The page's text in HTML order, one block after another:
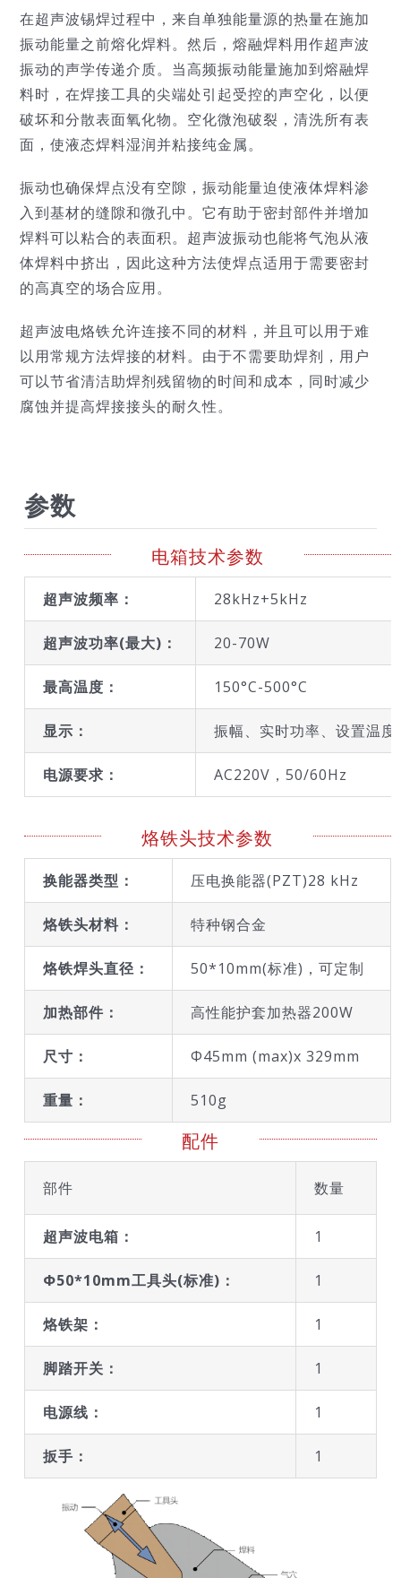
在超声波锡焊过程中，来自单独能量源的热量在施加
振动能量之前熔化焊料。然后，熔融焊料用作超声波
振动的声学传递介质。当高频振动能量施加到熔融焊
料时，在焊接工具的尖端处引起受控的声空化，以便
破坏和分散表面氧化物。空化微泡破裂，清洗所有表
面，使液态焊料湿润并粘接纯金属。
振动也确保焊点没有空隙，振动能量迫使液体焊料渗
入到基材的缝隙和微孔中。它有助于密封部件并增加
焊料可以粘合的表面积。超声波振动也能将气泡从液
体焊料中挤出，因此这种方法使焊点适用于需要密封
的高真空的场合应用。
超声波电烙铁允许连接不同的材料，并且可以用于难
以用常规方法焊接的材料。由于不需要助焊剂，用户
可以节省清洁助焊剂残留物的时间和成本，同时减少
腐蚀并提高焊接接头的耐久性。
参数
电箱技术参数
超声波频率： 28kHz+5kHz
超声波功率(最大)： 20-70W
最高温度： 150°C-500°C
显示： 振幅、实时功率、设置温
电源要求： AC220V，50/60Hz
烙铁头技术参数
换能器类型： 压电换能器(PZT)28 kHz
烙铁头材料： 特种钢合金
烙铁焊头直径： 50*10mm(标准)，可定制
加热部件： 高性能护套加热器200W
尺寸： Φ45mm (max)x 329mm
重量： 510g
配件
部件 数量
超声波电箱： 1
Ф50*10mm工具头(标准)： 1
烙铁架： 1
脚踏开关： 1
电源线： 1
扳手： 1